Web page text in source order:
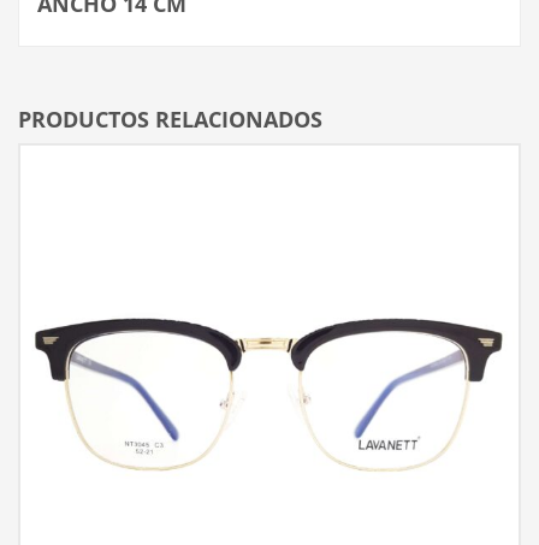
PRODUCTOS RELACIONADOS